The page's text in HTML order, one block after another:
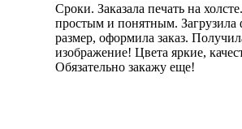
Сроки. Заказала печать на
простым и понятным. Загрузила
размер, оформила заказ.
изображение! Цвета яркие,
Обязательно закажу еще!